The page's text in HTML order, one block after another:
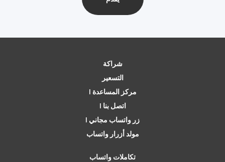
شراكة
التسعير
مركز المساعدة |
اتصل بنا |
زر واتساب مجاني |
مولد أزرار واتساب
تكاملات واتساب